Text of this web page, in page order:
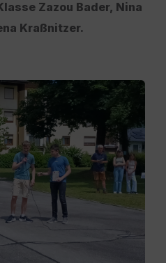
Zazou Bader, Nina
Kraßnitzer.